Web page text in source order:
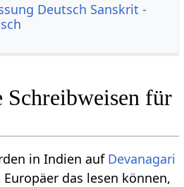
Deutsch Sanskrit -
Schreibweisen für
in Indien auf Devanagari
das lesen können,